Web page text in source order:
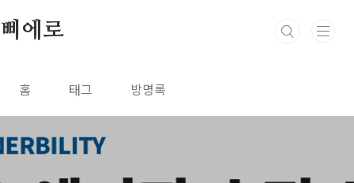
삐에로
홈 태그 방명록